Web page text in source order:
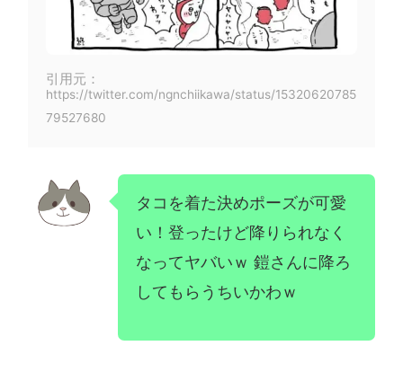
引用元：
https://twitter.com/ngnchiikawa/status/15320620785
79527680
タコを着た決めポーズが可愛
い！登ったけど降りられなく
なってヤバいｗ 鎧さんに降ろ
してもらうちいかわｗ